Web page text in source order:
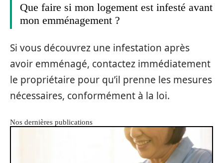
Que faire si mon logement est infesté avant
mon emménagement ?
Si vous découvrez une infestation après
avoir emménagé, contactez immédiatement
le propriétaire pour qu’il prenne les mesures
nécessaires, conformément à la loi.
Nos dernières publications